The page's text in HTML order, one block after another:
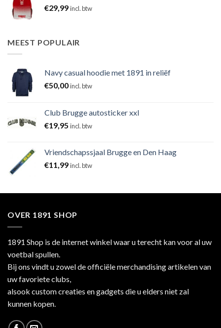
€29,99incl. btw
MEEST POPULAIR
Navy casual hoodie met 1891 in reliëf
€50,00incl. btw
Club Brugge autosticker xxl
€19,95 incl. btw
Vriendschapssjaal Brugge en Den Haag
€11,99incl. btw
OVER 1891 SHOP
1891 Shop is de internet winkel waar u terecht kan voor al uw
voetbal spullen.
Bij ons vindt u zowel de officiële merchandising artikelen van
uw favoriete clubs,
alsook custom creaties en gadgets die u elders niet zal
kunnen kopen.